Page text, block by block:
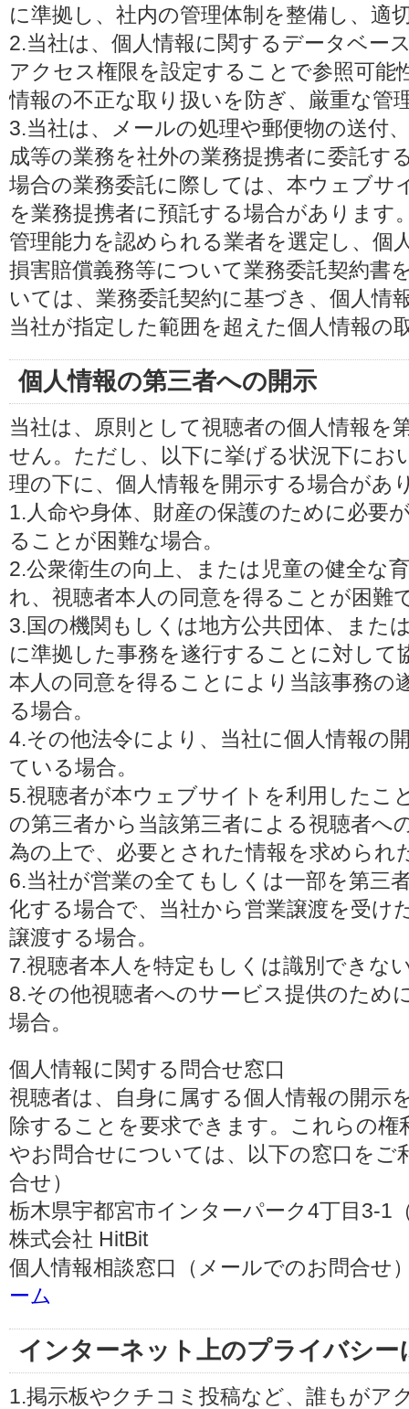
に準拠し、社内の管理体制を整備し、適
2.当社は、個人情報に関するデータベー
アクセス権限を設定することで参照可能
情報の不正な取り扱いを防ぎ、厳重な管
3.当社は、メールの処理や郵便物の送付
成等の業務を社外の業務提携者に委託す
場合の業務委託に際しては、本ウェブサ
を業務提携者に預託する場合があります
管理能力を認められる業者を選定し、個
損害賠償義務等について業務委託契約書
いては、業務委託契約に基づき、個人情
当社が指定した範囲を超えた個人情報の
個人情報の第三者への開示
当社は、原則として視聴者の個人情報を
せん。ただし、以下に挙げる状況下にお
理の下に、個人情報を開示する場合があ
1.人命や身体、財産の保護のために必要
ることが困難な場合。
2.公衆衛生の向上、または児童の健全な
れ、視聴者本人の同意を得ることが困難
3.国の機関もしくは地方公共団体、また
に準拠した事務を遂行することに対して
本人の同意を得ることにより当該事務の
る場合。
4.その他法令により、当社に個人情報の
ている場合。
5.視聴者が本ウェブサイトを利用したこ
の第三者から当該第三者による視聴者へ
為の上で、必要とされた情報を求められ
6.当社が営業の全てもしくは一部を第三
化する場合で、当社から営業譲渡を受け
譲渡する場合。
7.視聴者本人を特定もしくは識別できな
8.その他視聴者へのサービス提供のため
場合。
個人情報に関する問合せ窓口
視聴者は、自身に属する個人情報の開示
除することを要求できます。これらの権
やお問合せについては、以下の窓口をご
合せ）
栃木県宇都宮市インターパーク4丁目3-1
株式会社 HitBit
個人情報相談窓口（メールでのお問合せ
ーム
インターネット上のプライバシー
1.掲示板やクチコミ投稿など、誰もがア